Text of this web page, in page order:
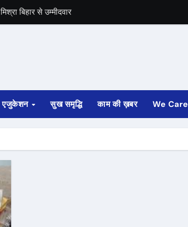
बिहार से उम्मीदवार
बंद को समर्थन
एजुकेशन सुख समृद्धि काम की ख़बर We Care